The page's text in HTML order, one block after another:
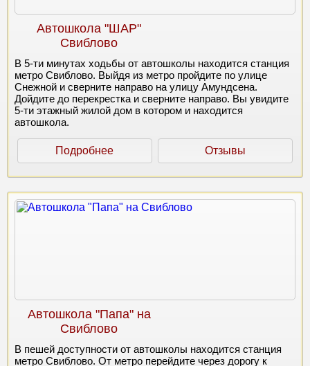
Автошкола "ШАР"
Свиблово
В 5-ти минутах ходьбы от автошколы находится станция
метро Свиблово. Выйдя из метро пройдите по улице
Снежной и сверните направо на улицу Амундсена.
Дойдите до перекрестка и сверните направо. Вы увидите
5-ти этажный жилой дом в котором и находится
автошкола.
Подробнее Отзывы
Автошкола "Папа" на
Свиблово
В пешей доступности от автошколы находится станция
метро Свиблово. От метро перейдите через дорогу к